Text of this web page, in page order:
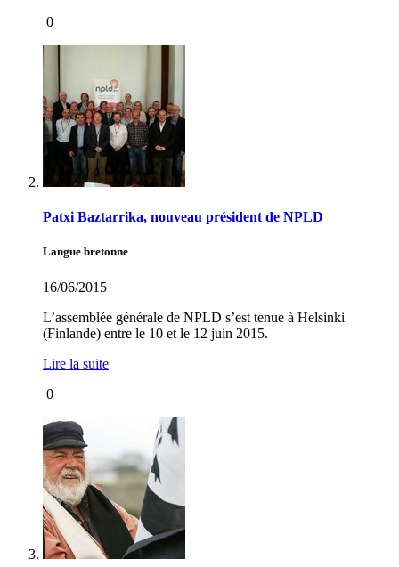
0
Patxi Baztarrika, nouveau président de NPLD
Langue bretonne
16/06/2015
L’assemblée générale de NPLD s’est tenue à Helsinki
(Finlande) entre le 10 et le 12 juin 2015.
Lire la suite
0